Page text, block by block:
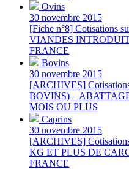
Ovins
30 novembre 2015
[Fiche n°8] Cotisations
VIANDES
FRANCE
Bovins
30 novembre 2015
[ARCHIVES]
BOVINS) –
MOIS OU PLUS
Caprins
30 novembre 2015
[ARCHIVES]
KG ET PLUS DE
FRANCE